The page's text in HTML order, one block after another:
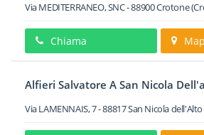
Via MEDITERRANEO, SNC-88900Crotone
Chiama
Alfieri Salvatore A San Nicola
Via LAMENNAIS, 7-88817San Nicola dell'Alto